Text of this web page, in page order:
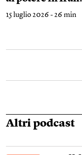
15 luglio 2026 - 26 min
Altri podcast